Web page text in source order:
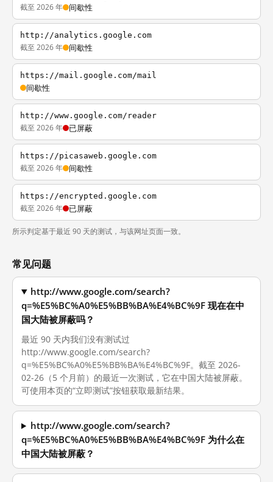
截至 2026 年 间歇性
http://analytics.google.com
截至 2026 年 间歇性
https://mail.google.com/mail
间歇性
http://www.google.com/reader
截至 2026 年 已屏蔽
https://picasaweb.google.com
截至 2026 年 间歇性
https://encrypted.google.com
截至 2026 年 已屏蔽
所示判定基于最近 90 天的测试，与该网址页面一致。
常见问题
http://www.google.com/search?
q=%E5%BC%A0%E5%BB%BA%E4%BC%9F 现在在中
国大陆被屏蔽吗？
最近 90 天内我们没有测试过
http://www.google.com/search?
q=%E5%BC%A0%E5%BB%BA%E4%BC%9F。截至 2026-
02-26（5 个月前）的最近一次测试，它在中国大陆被屏蔽。
可使用本页的“立即测试”按钮获取最新结果。
http://www.google.com/search?
q=%E5%BC%A0%E5%BB%BA%E4%BC%9F 为什么在
中国大陆被屏蔽？